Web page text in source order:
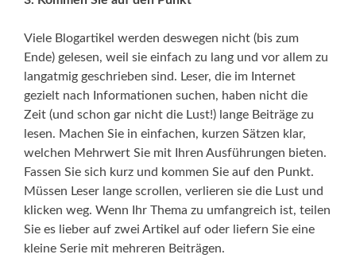
Viele Blogartikel werden deswegen nicht (bis zum
Ende) gelesen, weil sie einfach zu lang und vor allem zu
langatmig geschrieben sind. Leser, die im Internet
gezielt nach Informationen suchen, haben nicht die
Zeit (und schon gar nicht die Lust!) lange Beiträge zu
lesen. Machen Sie in einfachen, kurzen Sätzen klar,
welchen Mehrwert Sie mit Ihren Ausführungen bieten.
Fassen Sie sich kurz und kommen Sie auf den Punkt.
Müssen Leser lange scrollen, verlieren sie die Lust und
klicken weg. Wenn Ihr Thema zu umfangreich ist, teilen
Sie es lieber auf zwei Artikel auf oder liefern Sie eine
kleine Serie mit mehreren Beiträgen.